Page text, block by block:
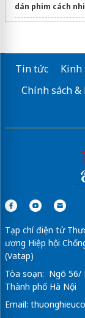
dán phim cách
Sửa máy rửa bát
Tin tức Kinh
Chính sách
Tạp chí điện tử
ương Hiệp hội
(Vatap)
Tòa soạn: Ngõ 56/
Thành phố Hà Nội
Email: